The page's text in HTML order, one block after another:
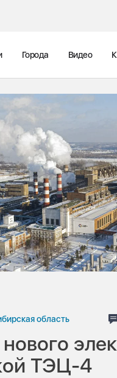
Города Видео
область
ТЭЦ-4